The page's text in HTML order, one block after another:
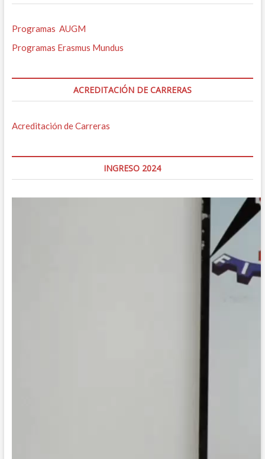
Programas AUGM
Programas Erasmus Mundus
ACREDITACIÓN DE CARRERAS
Acreditación de Carreras
INGRESO 2024